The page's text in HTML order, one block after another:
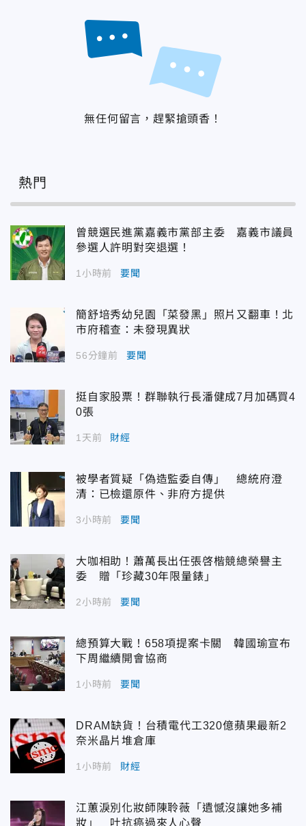
無任何留言，趕緊搶頭香！
熱門
曾競選民進黨嘉義市黨部主委 嘉義市議員
參選人許明對突退選！
1小時前 要聞
簡舒培秀幼兒園「菜發黑」照片又翻車！北
市府稽查：未發現異狀
56分鐘前 要聞
挺自家股票！群聯執行長潘健成7月加碼買4
0張
1天前 財經
被學者質疑「偽造監委自傳」 總統府澄
清：已檢還原件、非府方提供
3小時前 要聞
大咖相助！蕭萬長出任張啓楷競總榮譽主
委 贈「珍藏30年限量錶」
2小時前 要聞
總預算大戰！658項提案卡關 韓國瑜宣布
下周繼續開會協商
1小時前 要聞
DRAM缺貨！台積電代工320億蘋果最新2
奈米晶片堆倉庫
1小時前 財經
江蕙淚別化妝師陳聆薇「遺憾沒讓她多補
妝」 吐抗癌過來人心聲